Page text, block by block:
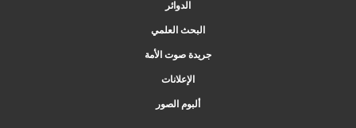
الدوائر
البحث العلمي
جريدة صوت الأمة
الإعلانات
ألبوم الصور